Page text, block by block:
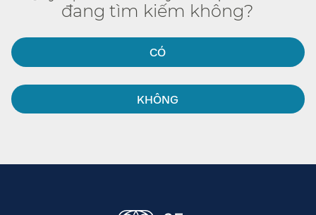
đang tìm kiếm không?​​
CÓ​​
KHÔNG​​